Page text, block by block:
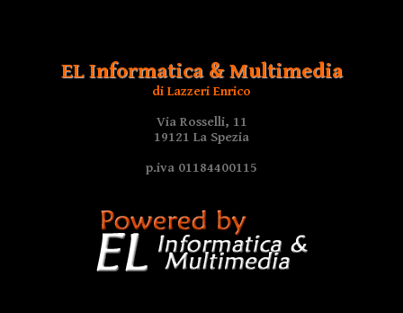
EL Informatica & Multimedia
di Lazzeri Enrico
Via Rosselli, 11
19121 La Spezia
p.iva 01184400115